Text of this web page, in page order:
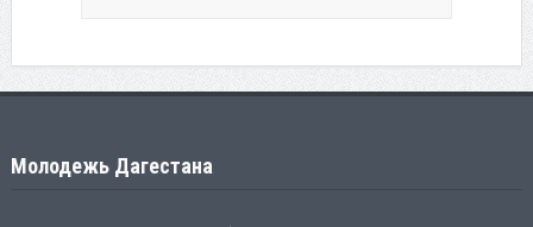
Молодежь Дагестана